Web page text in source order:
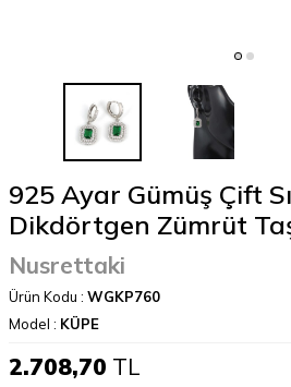
925 Ayar Gümüş Çift
Dikdörtgen Zümrüt
Nusrettaki
Ürün Kodu : WGKP760
Model : KÜPE
2.708,70 TL